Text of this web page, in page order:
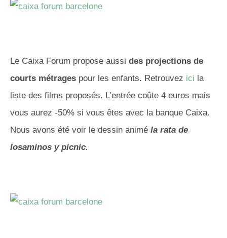
Le Caixa Forum propose aussi des projections de
courts métrages pour les enfants. Retrouvez ici la
liste des films proposés. L’entrée coûte 4 euros mais
vous aurez -50% si vous êtes avec la banque Caixa.
Nous avons été voir le dessin animé la rata de
losaminos y picnic.